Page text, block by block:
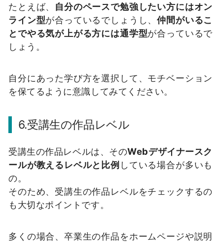
たとえば、 自分のペースで勉強したい方にはオン
ライン型が合っているでしょうし、仲間がいるこ
とでやる気が上がる方には通学型が合っているで
しょう。
自分にあった学び方を選択して、モチベーション
を保てるように意識してみてください。
6.受講生の作品レベル
受講生の作品レベルは、そのWebデザイナースク
ールが教えるレベルと比例 している場合が多いも
の。
そのため、受講生の作品レベルをチェックするの
も大切なポイントです。
多くの場合、卒業生の作品をホームページや説明